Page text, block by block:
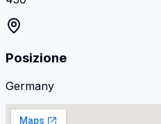
Posizione
Germany